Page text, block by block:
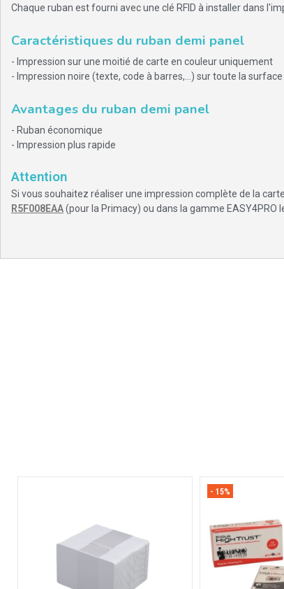
Chaque ruban est fourni avec une clé RFID à installer dans
Caractéristiques du ruban demi panel
- Impression sur une moitié de carte en couleur uniquement
- Impression noire (texte, code à barres,...) sur toute la surface
Avantages du ruban demi panel
- Ruban économique
- Impression plus rapide
Attention
Si vous souhaitez réaliser une impression complète de la
R5F008EAA(pour la Primacy) ou dans la gamme EASY4PRO
- 15%